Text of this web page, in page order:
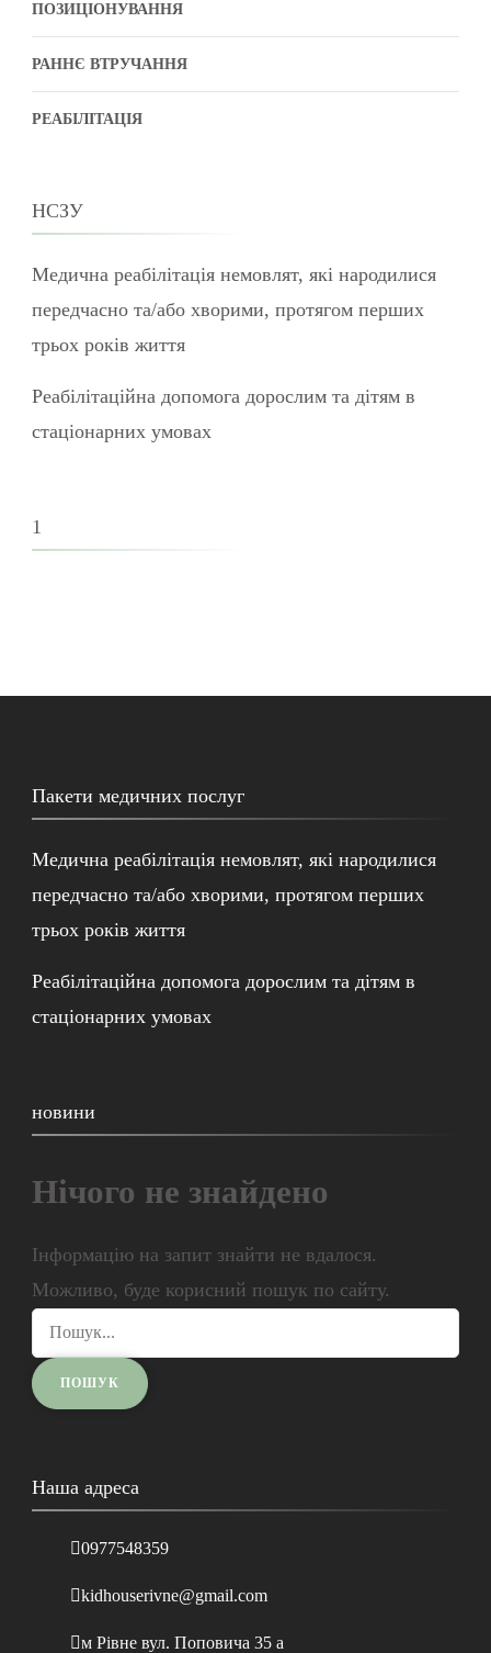
ПОЗИЦІОНУВАННЯ
РАННЄ ВТРУЧАННЯ
РЕАБІЛІТАЦІЯ
НСЗУ
Медична реабілітація немовлят, які народилися
передчасно та/або хворими, протягом перших
трьох років життя
Реабілітаційна допомога дорослим та дітям в
стаціонарних умовах
1
Пакети медичних послуг
Медична реабілітація немовлят, які народилися
передчасно та/або хворими, протягом перших
трьох років життя
Реабілітаційна допомога дорослим та дітям в
стаціонарних умовах
новини
Нічого не знайдено
Інформацію на запит знайти не вдалося.
Можливо, буде корисний пошук по сайту.
Наша адреса
0977548359
kidhouserivne@gmail.com
м Рівне вул. Поповича 35 а